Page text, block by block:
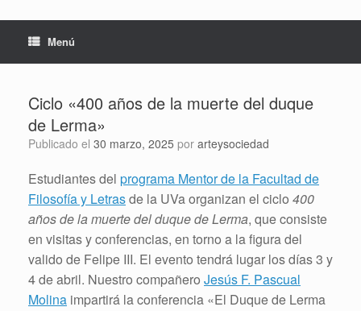
Menú
Ciclo «400 años de la muerte del duque
de Lerma»
Publicado el 30 marzo, 2025 por arteysociedad
Estudiantes del programa Mentor de la Facultad de
Filosofía y Letrasde la UVa organizan el ciclo 400
años de la muerte del duque de Lerma, que consiste
en visitas y conferencias, en torno a la figura del
valido de Felipe III. El evento tendrá lugar los días 3 y
4 de abril. Nuestro compañero Jesús F. Pascual
Molina impartirá la conferencia «El Duque de Lerma